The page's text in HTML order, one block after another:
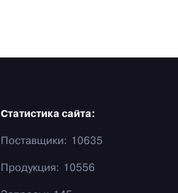
Статистика сайта:
Поставщики: 10635
Продукция: 10556